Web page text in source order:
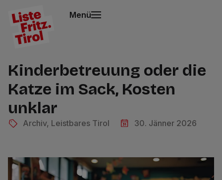
Menü
Kinderbetreuung oder die
Katze im Sack, Kosten
unklar
Archiv, Leistbares Tirol 30. Jänner 2026